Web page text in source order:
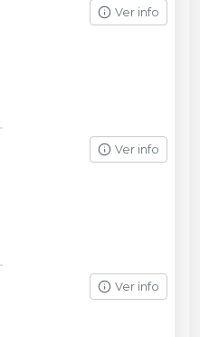
Ver info
Ver info
Ver info